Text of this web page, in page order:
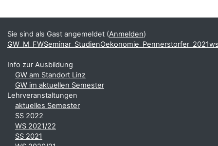
Ergänzungsblöcke
Sie sind als Gast angemeldet (Anmelden)
Info zur Ausbildung
GW am Standort Linz
GW im aktuellen Semester
Lehrveranstaltungen
aktuelles Semester
SS 2022
WS 2021/22
SS 2021